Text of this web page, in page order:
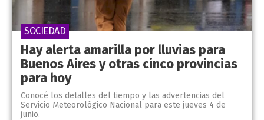
Hay alerta amarilla por lluvias para
Buenos Aires y otras cinco provincias
para hoy
Conocé los detalles del tiempo y las advertencias del
Servicio Meteorológico Nacional para este jueves 4 de
junio.
SOCIEDAD